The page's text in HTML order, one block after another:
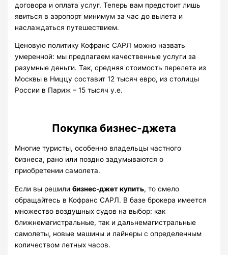
договора и оплата услуг. Теперь вам предстоит лишь
явиться в аэропорт минимум за час до вылета и
наслаждаться путешествием.
Ценовую политику Кофранс САРЛ можно назвать
умеренной: мы предлагаем качественные услуги за
разумные деньги. Так, средняя стоимость перелета из
Москвы в Ниццу составит 12 тысяч евро, из столицы
России в Париж – 15 тысяч у.е.
Покупка бизнес-джета
Многие туристы, особенно владельцы частного
бизнеса, рано или поздно задумываются о
приобретении самолета.
Если вы решилибизнес-джет купить, то смело
обращайтесь в Кофранс САРЛ. В базе брокера имеется
множество воздушных судов на выбор: как
ближнемагистральные, так и дальнемагистральные
самолеты, новые машины и лайнеры с определенным
количеством летных часов.